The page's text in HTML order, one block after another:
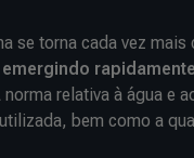
se torna cada vez mais
relativa à água e
bem como a